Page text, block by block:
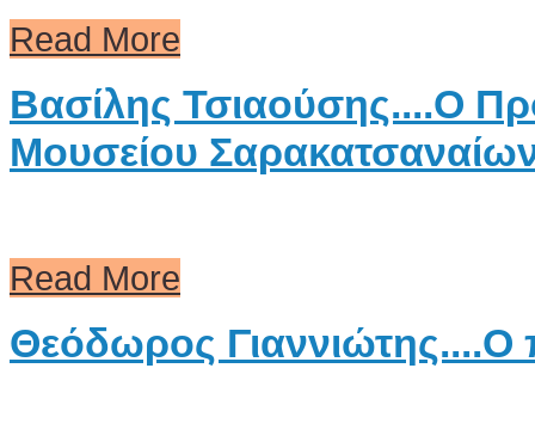
Read More
Βασίλης Τσιαούσης....Ο
Μουσείου
Read More
Θεόδωρος